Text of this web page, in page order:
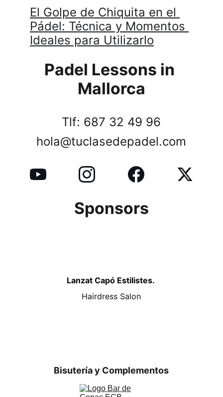
El Golpe de Chiquita en el
Pádel: Técnica y Momentos
Ideales para Utilizarlo
Lanzat Capó Estilistes.
Hairdress Salon
Bisutería y Complementos
Sponsors
Padel Lessons in
Mallorca
Tlf: 687 32 49 96
hola@tuclasedepadel.com